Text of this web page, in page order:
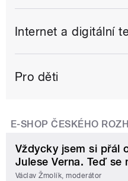
Internet a digitální
Pro děti
E-SHOP ČESKÉHO
Vždycky jsem si přál
Julese Verna. Teď se
Václav Žmolík, moderátor